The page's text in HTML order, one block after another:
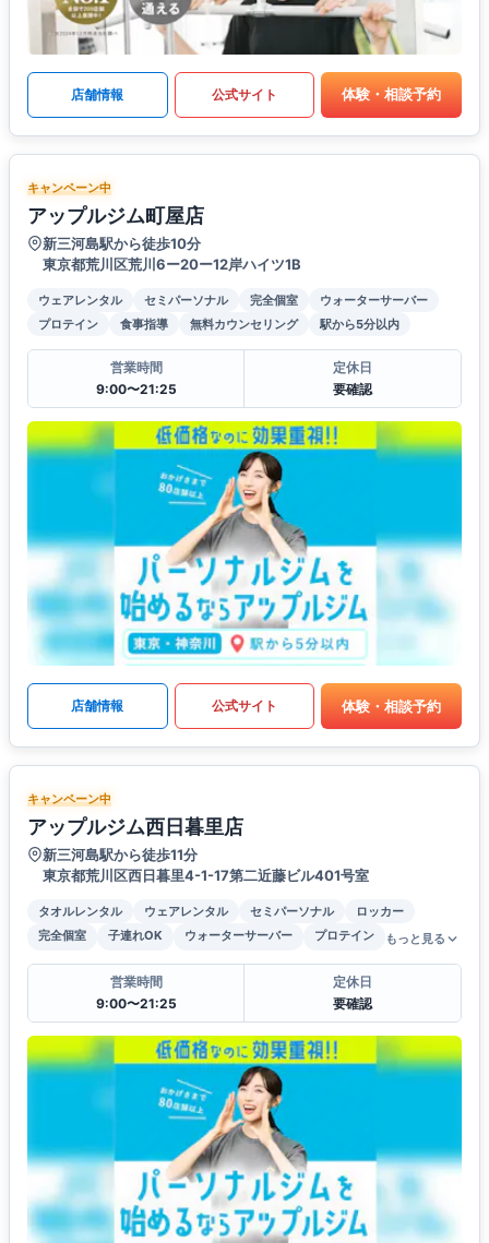
店舗情報 公式サイト 体験・相談予約
キャンペーン中
アップルジム町屋店
新三河島駅から徒歩10分
東京都荒川区荒川6ー20ー12岸ハイツ1B
ウェアレンタル セミパーソナル 完全個室
ウォーターサーバー
プロテイン
食事指導 無料カウンセリング 駅から5分以内
営業時間
9:00〜21:25
定休日
要確認
店舗情報 公式サイト 体験・相談予約
キャンペーン中
アップルジム西日暮里店
新三河島駅から徒歩11分
東京都荒川区西日暮里4-1-17第二近藤ビル401号室
タオルレンタル ウェアレンタル セミパーソナル
ロッカー
完全個室
子連れOK ウォーターサーバー プロテイン もっと見る
営業時間
9:00〜21:25
定休日
要確認